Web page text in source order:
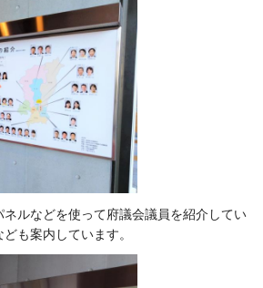
ルなどを使って府議会議員を紹介してい
も案内しています。